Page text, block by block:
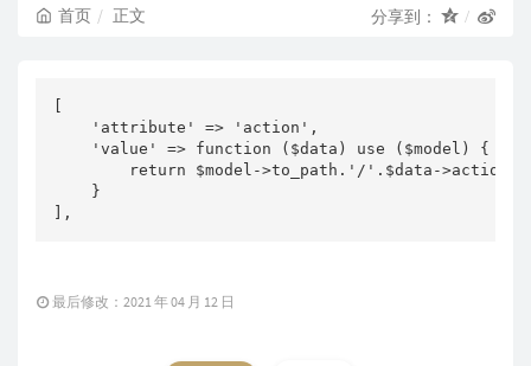
首页 正文 分享到：
    'attribute' => 'action',
    'value' => function ($data) use ($model) {
        return $model->to_path.'/'.$data->action;
    }
最后修改：2021 年 04 月 12 日